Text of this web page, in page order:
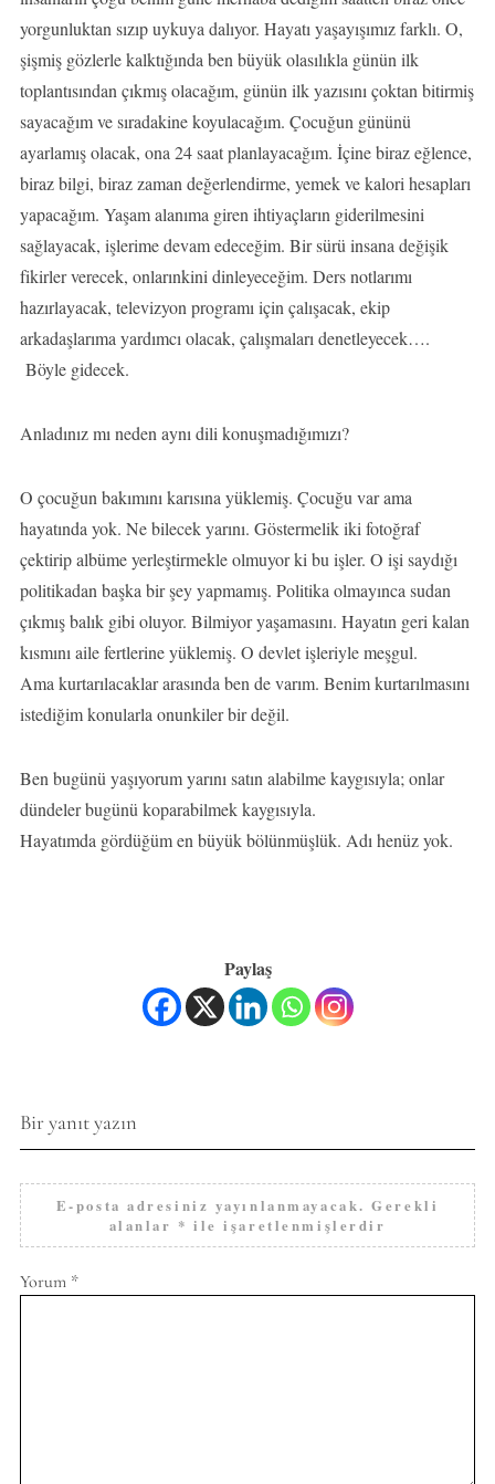
yorgunluktan sızıp uykuya dalıyor. Hayatı yaşayışımız farklı. O,
şişmiş gözlerle kalktığında ben büyük olasılıkla günün ilk
toplantısından çıkmış olacağım, günün ilk yazısını çoktan bitirmiş
sayacağım ve sıradakine koyulacağım. Çocuğun gününü
ayarlamış olacak, ona 24 saat planlayacağım. İçine biraz eğlence,
biraz bilgi, biraz zaman değerlendirme, yemek ve kalori hesapları
yapacağım. Yaşam alanıma giren ihtiyaçların giderilmesini
sağlayacak, işlerime devam edeceğim. Bir sürü insana değişik
fikirler verecek, onlarınkini dinleyeceğim. Ders notlarımı
hazırlayacak, televizyon programı için çalışacak, ekip
arkadaşlarıma yardımcı olacak, çalışmaları denetleyecek….
Böyle gidecek.
Anladınız mı neden aynı dili konuşmadığımızı?
O çocuğun bakımını karısına yüklemiş. Çocuğu var ama
hayatında yok. Ne bilecek yarını. Göstermelik iki fotoğraf
çektirip albüme yerleştirmekle olmuyor ki bu işler. O işi saydığı
politikadan başka bir şey yapmamış. Politika olmayınca sudan
çıkmış balık gibi oluyor. Bilmiyor yaşamasını. Hayatın geri kalan
kısmını aile fertlerine yüklemiş. O devlet işleriyle meşgul.
Ama kurtarılacaklar arasında ben de varım. Benim kurtarılmasını
istediğim konularla onunkiler bir değil.
Ben bugünü yaşıyorum yarını satın alabilme kaygısıyla; onlar
dündeler bugünü koparabilmek kaygısıyla.
Hayatımda gördüğüm en büyük bölünmüşlük. Adı henüz yok.
Paylaş
Bir yanıt yazın
E-posta adresiniz yayınlanmayacak. Gerekli
alanlar * ile işaretlenmişlerdir
Yorum *